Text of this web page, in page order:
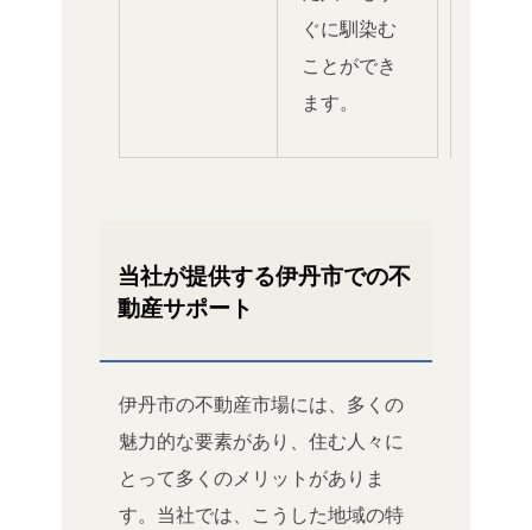
ぐに馴染む
ことができ
ます。
当社が提供する伊丹市での不
動産サポート
伊丹市の不動産市場には、多くの
魅力的な要素があり、住む人々に
とって多くのメリットがありま
す。当社では、こうした地域の特